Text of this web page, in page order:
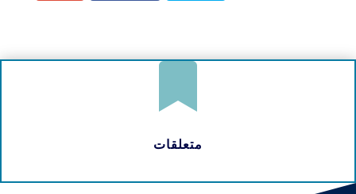

متعلقات